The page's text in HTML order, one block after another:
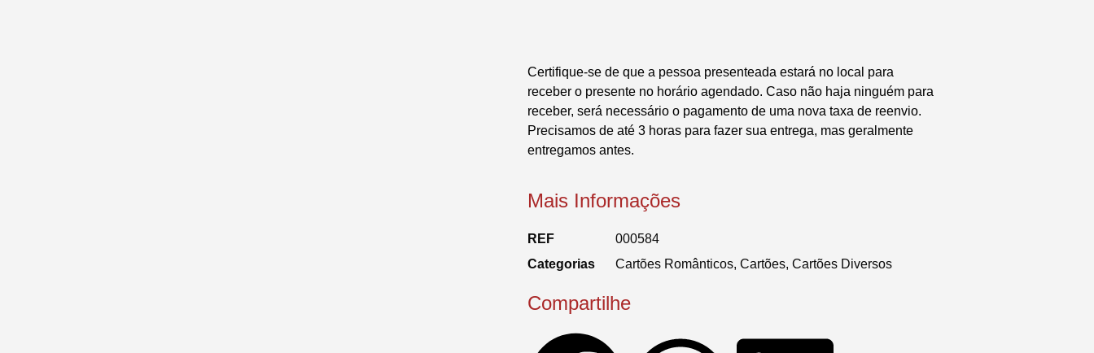
Certifique-se de que a pessoa presenteada estará no local para
receber o presente no horário agendado. Caso não haja ninguém para
receber, será necessário o pagamento de uma nova taxa de reenvio.
Precisamos de até 3 horas para fazer sua entrega, mas geralmente
entregamos antes.
Mais Informações
REF
000584
Categorias
Cartões Românticos, Cartões, Cartões Diversos
Compartilhe